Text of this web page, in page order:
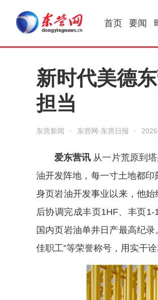
首页 要闻
新时代美德
担当
东营新闻 · 东营网-东营日报 ·
爱东营讯 从一片荒原到
油开发阵地，每一寸土地都
身页岩油开发事业以来，他
后协调完成丰页1HF、丰页
国内页岩油单井日产最高纪
佳职工”等荣誉称号，用实干